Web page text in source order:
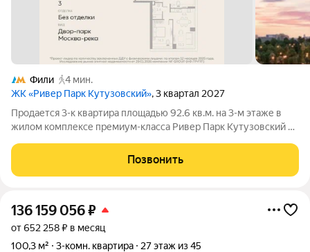
Фили
4 мин.
ЖК «Ривер Парк Кутузовский», 3 квартал 2027
Продается 3-к квартира площадью 92.6 кв.м. на 3-м этаже в
жилом комплексе премиум-класса Ривер Парк Кутузовский в
Кутузовский строится в одном из самых престижных районов
столицы Дорогомилово, на
Позвонить
136 159 056₽
от 652 258 ₽ в месяц
100,3 м²
3-комн. квартира 27 этаж из 45